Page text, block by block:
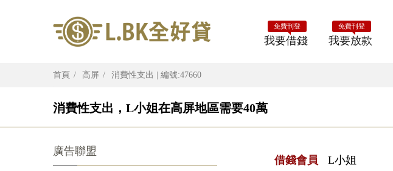
我要借錢
免費刊登
我要放款
免費刊登
首頁 高屏 消費性支出 | 編號:47660
消費性支出，L小姐在高屏地區需要40萬
借錢會員 L小姐
廣告聯盟